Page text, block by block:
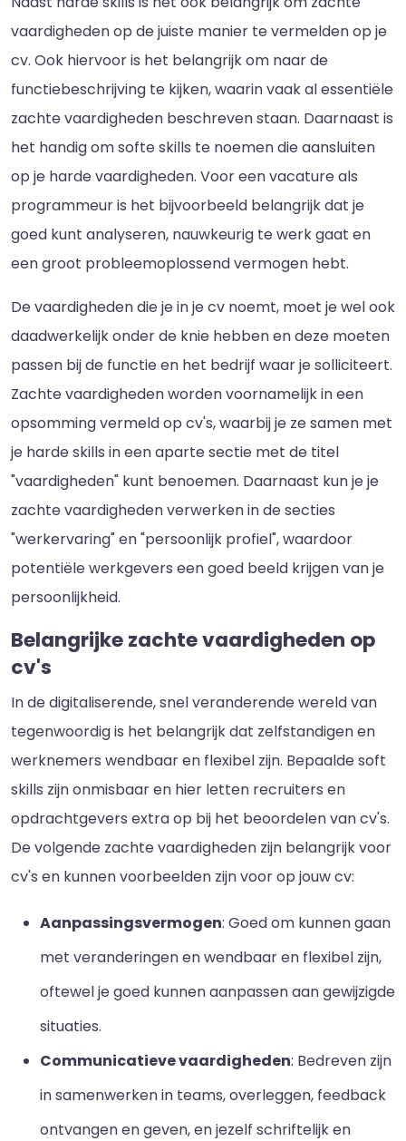
vaardigheden op de juiste manier te vermelden op je
cv. Ook hiervoor is het belangrijk om naar de
functiebeschrijving te kijken, waarin vaak al essentiële
zachte vaardigheden beschreven staan. Daarnaast is
het handig om softe skills te noemen die aansluiten
op je harde vaardigheden. Voor een vacature als
programmeur is het bijvoorbeeld belangrijk dat je
goed kunt analyseren, nauwkeurig te werk gaat en
een groot probleemoplossend vermogen hebt.
De vaardigheden die je in je cv noemt, moet je wel ook
daadwerkelijk onder de knie hebben en deze moeten
passen bij de functie en het bedrijf waar je solliciteert.
Zachte vaardigheden worden voornamelijk in een
opsomming vermeld op cv's, waarbij je ze samen met
je harde skills in een aparte sectie met de titel
"vaardigheden" kunt benoemen. Daarnaast kun je je
zachte vaardigheden verwerken in de secties
"werkervaring" en "persoonlijk profiel", waardoor
potentiële werkgevers een goed beeld krijgen van je
persoonlijkheid.
Belangrijke zachte vaardigheden op
cv's
In de digitaliserende, snel veranderende wereld van
tegenwoordig is het belangrijk dat zelfstandigen en
werknemers wendbaar en flexibel zijn. Bepaalde soft
skills zijn onmisbaar en hier letten recruiters en
opdrachtgevers extra op bij het beoordelen van cv's.
De volgende zachte vaardigheden zijn belangrijk voor
cv's en kunnen voorbeelden zijn voor op jouw cv:
Aanpassingsvermogen: Goed om kunnen gaan
met veranderingen en wendbaar en flexibel zijn,
oftewel je goed kunnen aanpassen aan gewijzigde
situaties.
Communicatieve vaardigheden: Bedreven zijn
in samenwerken in teams, overleggen, feedback
ontvangen en geven, en jezelf schriftelijk en